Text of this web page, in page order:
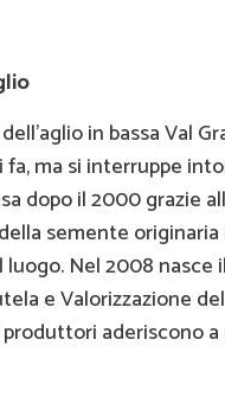
in bassa Val
ma si interruppe
dopo il 2000 grazie
semente
Nel 2008 nasce
e Valorizzazione
produttori aderiscono a